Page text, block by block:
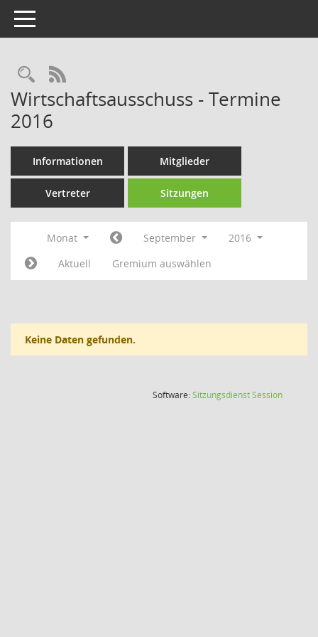
Toggle navigation
Rechercheauswahl
RSS-Feed
Wirtschaftsausschuss - Termine
2016
Informationen Mitglieder
Vertreter Sitzungen
Monat September
2016
Aktuell
Gremium auswählen
Keine Daten gefunden.
Software:SitzungsdienstSession(Wird in